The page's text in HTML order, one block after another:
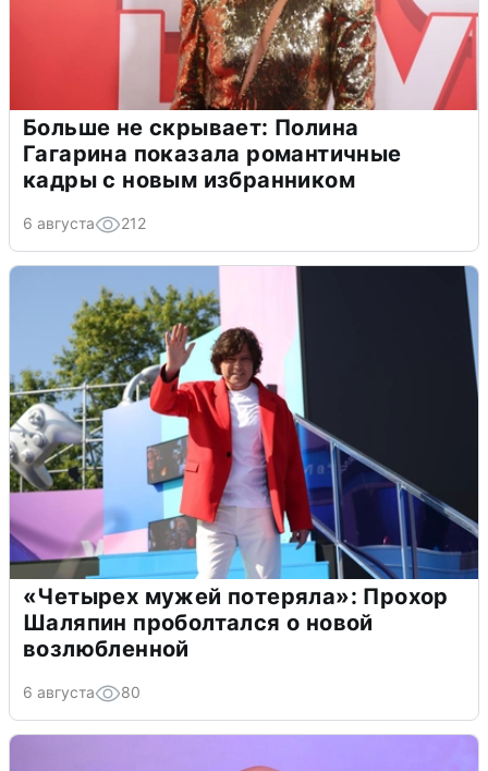
Больше не скрывает: Полина
Гагарина показала романтичные
кадры с новым избранником
6 августа 212
«Четырех мужей потеряла»: Прохор
Шаляпин проболтался о новой
возлюбленной
6 августа 80